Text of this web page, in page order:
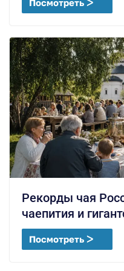
Посмотреть ᐳ
Рекорды чая
чаепития и
Посмотреть ᐳ